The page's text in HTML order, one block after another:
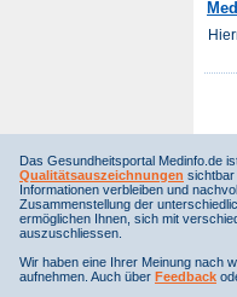
Das Gesundheitsportal Medinfo.de
Qualitätsauszeichnungen sichtbar
Informationen verbleiben und
Zusammenstellung der
ermöglichen Ihnen, sich mit
auszuschliessen.
Wir haben eine Ihrer Meinung nach
aufnehmen. Auch über Feedback